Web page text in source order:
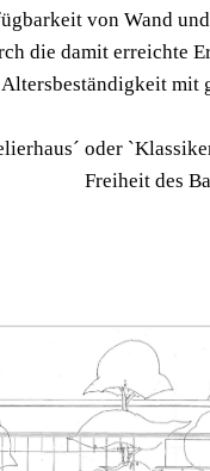
von Wand
die damit erreichte
Altersbeständigkeit mit
oder
Freiheit des